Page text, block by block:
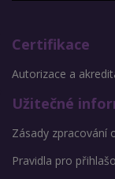
Certifikace
Autorizace a
Užitečné
Zásady zpracování
Pravidla pro